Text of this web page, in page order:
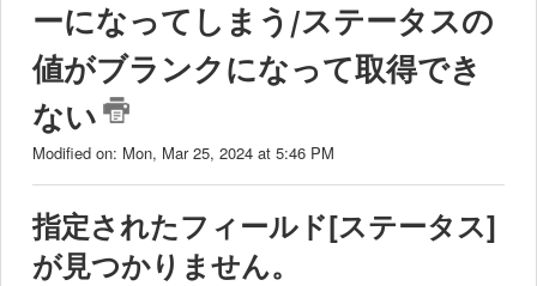
ーになってしまう/ステータスの
値がブランクになって取得でき
ない
Modified on: Mon, Mar 25, 2024 at 5:46 PM
指定されたフィールド[ステータス]
が見つかりません。